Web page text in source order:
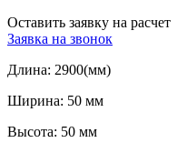
Оставить заявку на расчет
Заявка на звонок
Длина: 2900(мм)
Ширина: 50 мм
Высота: 50 мм